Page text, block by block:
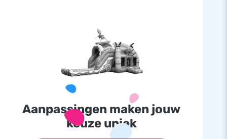
Aanpassingen maken jouw
keuze uniek